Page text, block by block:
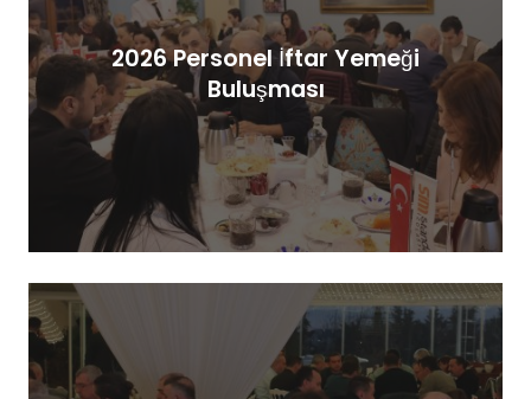
2026 Personel İftar Yemeği
Buluşması